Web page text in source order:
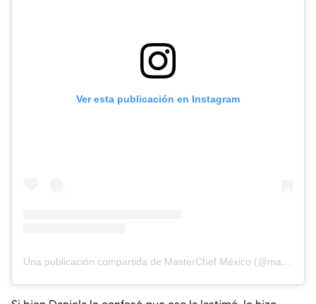
Ver esta publicación en Instagram
Una publicación compartida de MasterChef México (@masterchefmx)